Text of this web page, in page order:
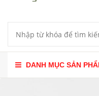
DANH MỤC SẢN